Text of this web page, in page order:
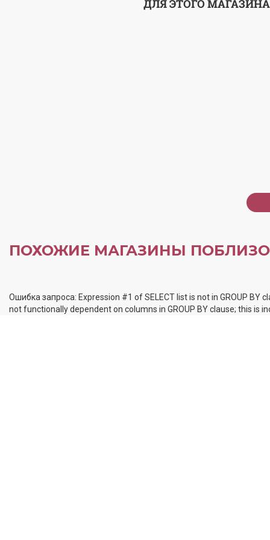
ДЛЯ ЭТОГО
ПОХОЖИЕ МАГАЗИНЫ
Ошибка запроса: Expression #1 of SELECT list is not in GROUP
not functionally dependent on columns in GROUP BY clause; this is